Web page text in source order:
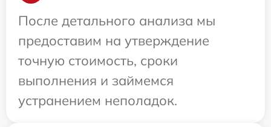
После детального анализа мы
предоставим на утверждение
точную стоимость, сроки
выполнения и займемся
устранением неполадок.